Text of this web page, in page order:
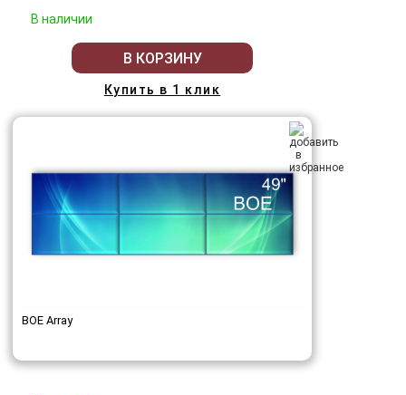
В наличии
В КОРЗИНУ
Купить в 1 клик
BOE Array